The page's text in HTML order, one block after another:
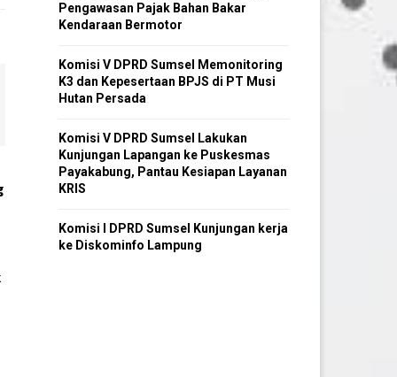
Pengawasan Pajak Bahan Bakar
Kendaraan Bermotor
Komisi V DPRD Sumsel Memonitoring
K3 dan Kepesertaan BPJS di PT Musi
Hutan Persada
Komisi V DPRD Sumsel Lakukan
Kunjungan Lapangan ke Puskesmas
Payakabung, Pantau Kesiapan Layanan
KRIS
Komisi I DPRD Sumsel Kunjungan kerja
ke Diskominfo Lampung